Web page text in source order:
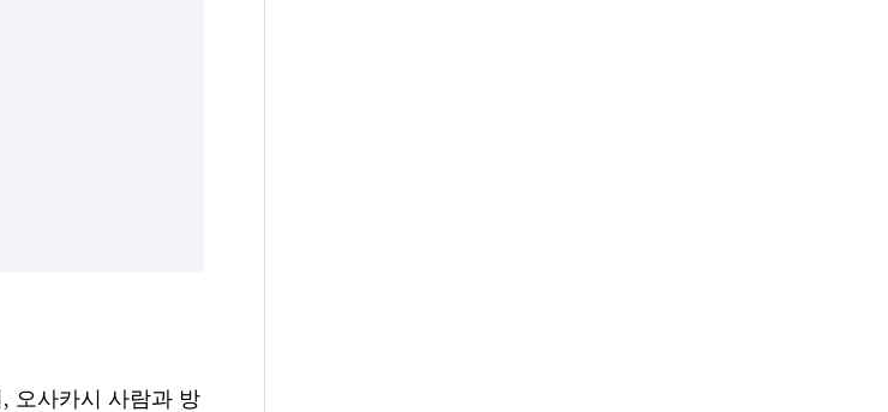
, 오사카시 사람과 방